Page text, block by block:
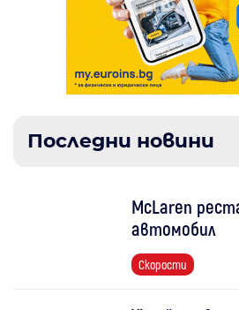
Последни новини
McLaren
автомобил
Скорости